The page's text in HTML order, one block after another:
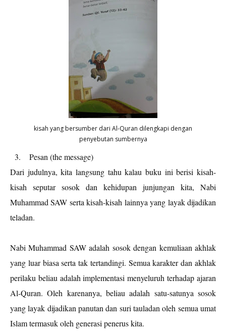
kisah yang bersumber dari Al-Quran dilengkapi dengan
penyebutan sumbernya
3. Pesan (the message)
Dari judulnya, kita langsung tahu kalau buku ini berisi kisah-
kisah seputar sosok dan kehidupan junjungan kita, Nabi
Muhammad SAW serta kisah-kisah lainnya yang layak dijadikan
teladan.
Nabi Muhammad SAW adalah sosok dengan kemuliaan akhlak
yang luar biasa serta tak tertandingi. Semua karakter dan akhlak
perilaku beliau adalah implementasi menyeluruh terhadap ajaran
Al-Quran. Oleh karenanya, beliau adalah satu-satunya sosok
yang layak dijadikan panutan dan suri tauladan oleh semua umat
Islam termasuk oleh generasi penerus kita.